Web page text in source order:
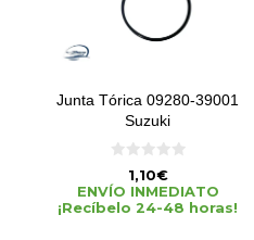
Junta Tórica 09280-39001
Suzuki
d
e
5
1,10€
ENVÍO INMEDIATO
¡Recíbelo 24-48 horas!